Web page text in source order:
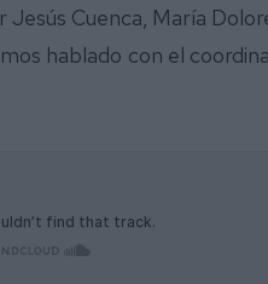
Cuenca, María
hablado con el